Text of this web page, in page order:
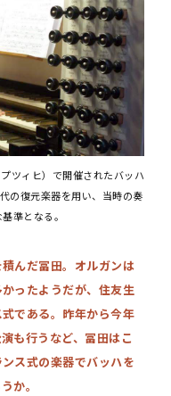
ツィヒ）で開催されたバッハ
の復元楽器を用い、当時の奏
準となる。
んだ冨田。オルガンは
ったようだが、住友生
である。昨年から今年
も行うなど、冨田はこ
ス式の楽器でバッハを
か。